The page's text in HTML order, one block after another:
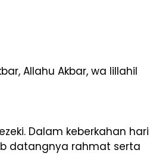
Allahu Akbar, wa lillahil
Dalam keberkahan hari
datangnya rahmat serta